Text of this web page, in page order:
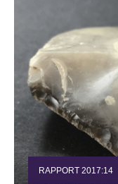
RAPPORT 2017:14